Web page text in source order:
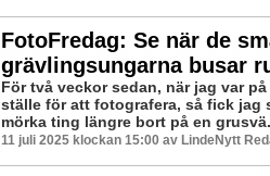
FotoFredag: Se när de
grävlingsungarna busar
För två veckor sedan, när jag var
ställe för att fotografera, så fick jag
mörka ting längre bort på en
11 juli 2025 klockan 15:00 av LindeNytt